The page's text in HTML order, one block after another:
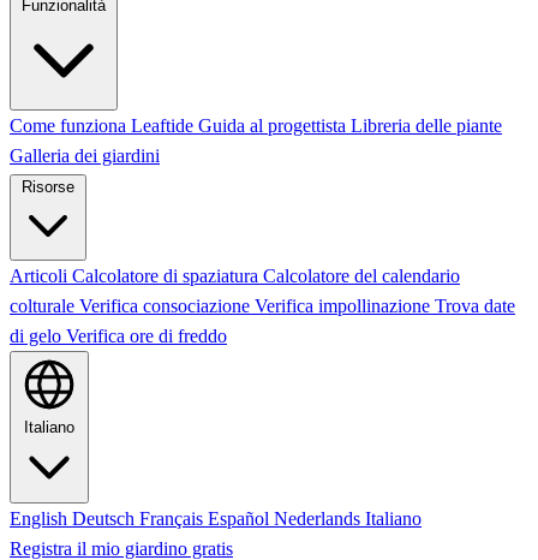
Funzionalità
Come funziona Leaftide Guida al progettista Libreria delle piante
Galleria dei giardini
Risorse
Articoli Calcolatore di spaziatura Calcolatore del calendario
colturale Verifica consociazione Verifica impollinazione Trova date
di gelo Verifica ore di freddo
Italiano
English Deutsch Français Español Nederlands Italiano
Registra il mio giardino gratis